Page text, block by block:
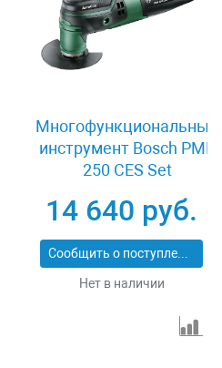
Многофункциональный
инструмент Bosch PMF
250 CES Set
14 640 руб.
Сообщить о поступлении
Нет в наличии